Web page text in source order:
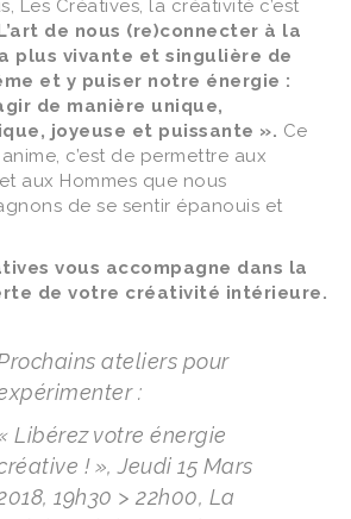
Les Créatives, la créativité c’est
de nous (re)connecter à la
plus vivante et singulière de
et y puiser notre énergie :
de manière unique,
joyeuse et puissante ». Ce
c’est de permettre aux
aux Hommes que nous
de se sentir épanouis et
vous accompagne dans la
de votre créativité intérieure.
ateliers pour
:
Libérez votre énergie
! »,Jeudi 15 Mars
19h30 > 22h00, La